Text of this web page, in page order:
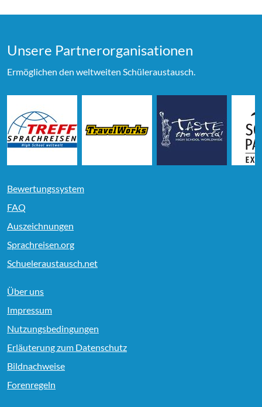
Unsere Partner­organi­sationen
Ermöglichen den weltweiten Schüleraustausch.
Bewertungssystem
FAQ
Auszeichnungen
Sprachreisen.org
Schueleraustausch.net
Über uns
Impressum
Nutzungsbedingungen
Erläuterung zum Datenschutz
Bildnachweise
Forenregeln